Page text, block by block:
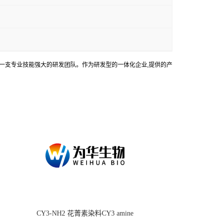
支专业技能强大的研发团队。作为研发型的一体化企业,提供的产
CY3-NH2 花菁素染料CY3 amine